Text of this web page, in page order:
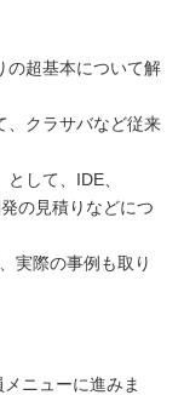
の超基本について解
、クラサバなど従来
して、IDE、
の見積りなどにつ
実際の事例も取り
ニューに進みま